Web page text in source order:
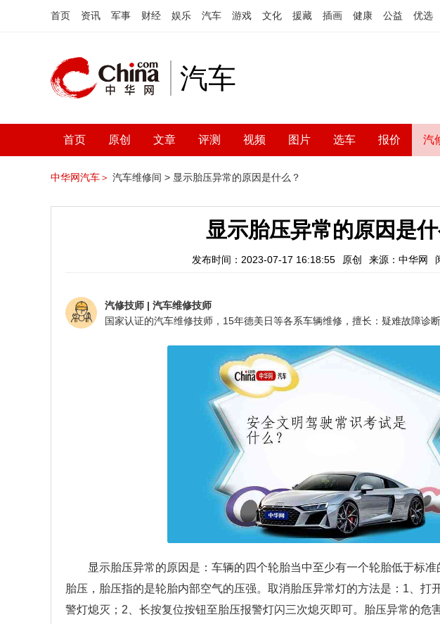
首页 资讯 军事 财经 娱乐 汽车 游戏 文化 援藏 插画 健康 公益 优选
汽车
首页 原创 文章 评测 视频 图片 选车 报价 汽
中华网汽车＞ 汽车维修间 > 显示胎压异常的原因是什么？
显示胎压异常的原因是什
发布时间：2023-07-17 16:18:55 原创 来源：中华网
汽修技师 | 汽车维修技师
显示胎压异常的原因是：车辆的四个轮胎当中至少有一个轮胎低于标
胎压，胎压指的是轮胎内部空气的压强。取消胎压异常灯的方法是：1、打
警灯熄灭；2、长按复位按钮至胎压报警灯闪三次熄灭即可。胎压异常的危